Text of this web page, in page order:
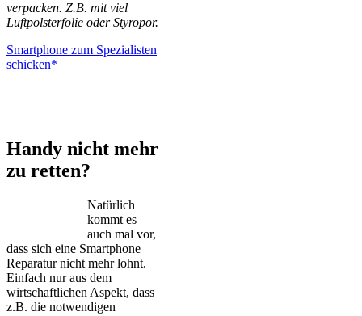
verpacken. Z.B. mit viel
Luftpolsterfolie oder Styropor.
Smartphone zum Spezialisten
schicken*
Handy nicht mehr
zu retten?
Natürlich
kommt es
auch mal vor,
dass sich eine Smartphone
Reparatur nicht mehr lohnt.
Einfach nur aus dem
wirtschaftlichen Aspekt, dass
z.B. die notwendigen